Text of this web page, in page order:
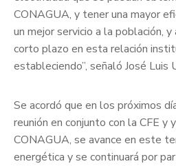
CONAGUA, y tener una mayor
un mejor servicio a la población,
corto plazo en esta relación
estableciendo”, señaló José Luis
Se acordó que en los próximos
reunión en conjunto con la CFE y
CONAGUA, se avance en este
energética y se continuará por